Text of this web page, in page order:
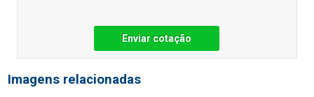
Enviar cotação
Imagens relacionadas